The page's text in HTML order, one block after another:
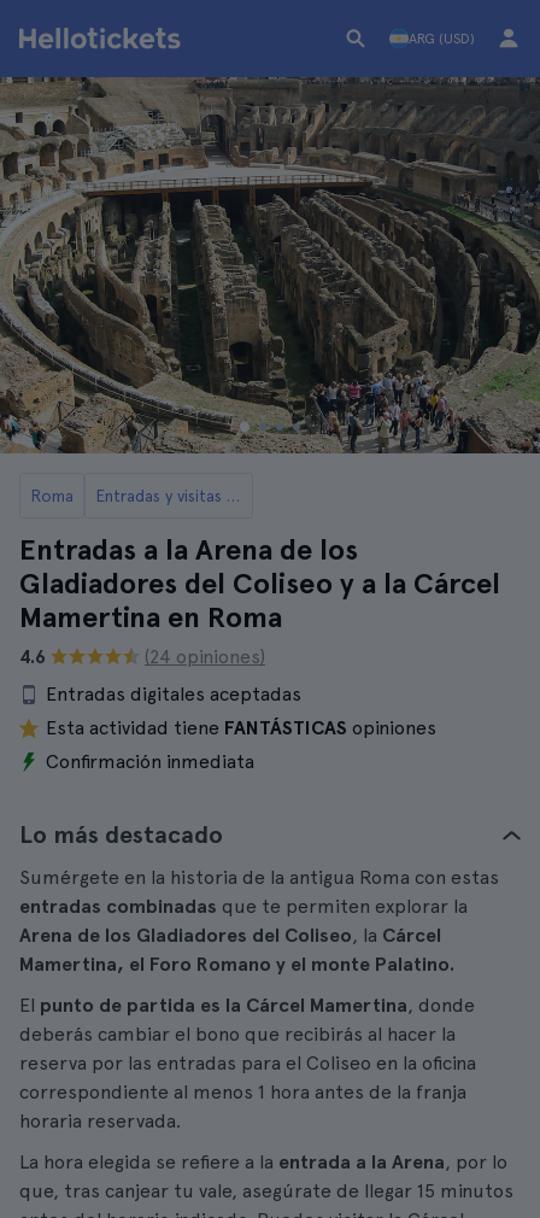
ARG (USD)
Roma Entradas y visitas al Coliseo de Roma
Entradas a la Arena de los
Gladiadores del Coliseo y a la Cárcel
Mamertina en Roma
4.6
(24 opiniones)
Entradas digitales aceptadas
Esta actividad tiene FANTÁSTICAS opiniones
Confirmación inmediata
Lo más destacado
Sumérgete en la historia de la antigua Roma con estas
entradas combinadas que te permiten explorar la
Arena de los Gladiadores del Coliseo, la Cárcel
Mamertina, el Foro Romano y el monte Palatino.
El punto de partida es la Cárcel Mamertina, donde
deberás cambiar el bono que recibirás al hacer la
reserva por las entradas para el Coliseo en la oficina
correspondiente al menos 1 hora antes de la franja
horaria reservada.
La hora elegida se refiere a la entrada a la Arena, por lo
que, tras canjear tu vale, asegúrate de llegar 15 minutos